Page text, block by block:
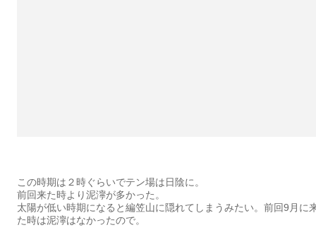
この時期は２時ぐらいでテン場は日陰に。
前回来た時より泥濘が多かった。
太陽が低い時期になると編笠山に隠れてしまうみたい。前回9月に
た時は泥濘はなかったので。